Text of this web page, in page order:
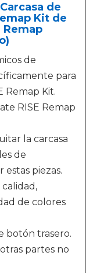
de
Kit de
Remap
de
para
Remap Kit.
RISE Remap
la carcasa
de
estas piezas.
de colores
botón trasero.
partes no